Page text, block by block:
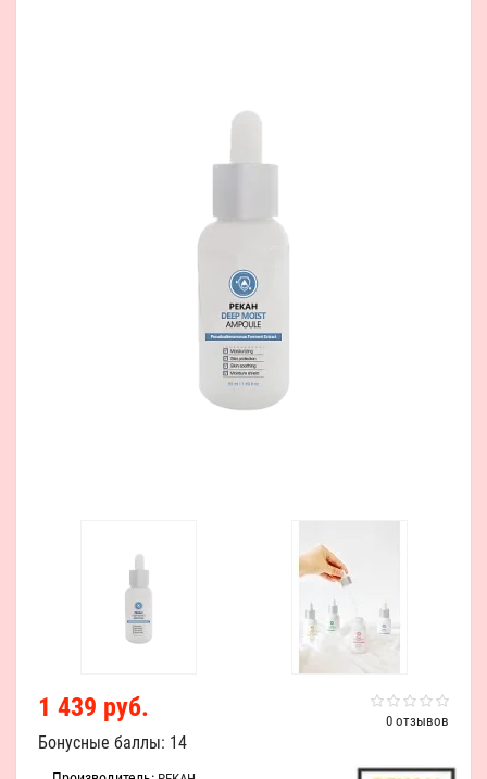
0 отзывов
1 439 руб.
Бонусные баллы: 14